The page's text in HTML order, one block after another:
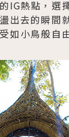
IG熱點，選
出去的瞬間
如小鳥般自